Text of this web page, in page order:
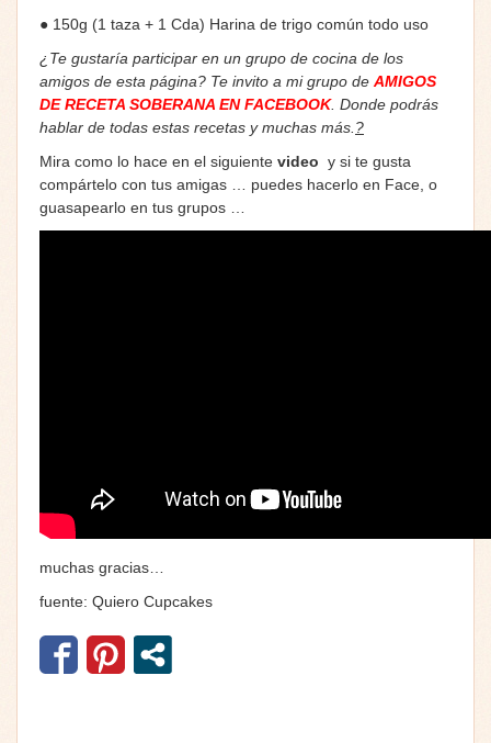
● 150g (1 taza + 1 Cda) Harina de trigo común todo uso
¿Te gustaría participar en un grupo de cocina de los
amigos de esta página? Te invito a mi grupo de AMIGOS
DE RECETA SOBERANA EN FACEBOOK. Donde podrás
hablar de todas estas recetas y muchas más. ?
Mira como lo hace en el siguiente video y si te gusta
compártelo con tus amigas … puedes hacerlo en Face, o
guasapearlo en tus grupos …
muchas gracias…
fuente: Quiero Cupcakes